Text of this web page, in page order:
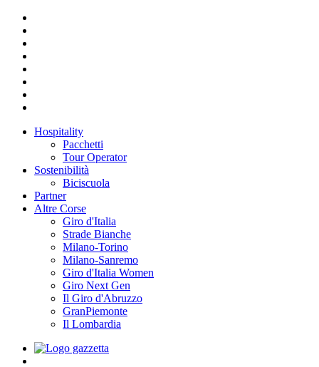
Hospitality
Pacchetti
Tour Operator
Sostenibilità
Biciscuola
Partner
Altre Corse
Giro d'Italia
Strade Bianche
Milano-Torino
Milano-Sanremo
Giro d'Italia Women
Giro Next Gen
Il Giro d'Abruzzo
GranPiemonte
Il Lombardia